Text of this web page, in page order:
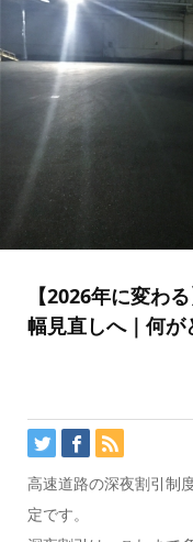
【2026年に変わ
幅見直しへ｜何が
高速道路の深夜割引制
定です。